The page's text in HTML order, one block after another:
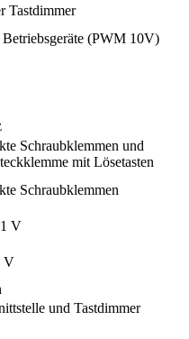
Tastdimmer
(PWM 10V)
Schraubklemmen und
mit Lösetasten
Schraubklemmen
V
V
und Tastdimmer